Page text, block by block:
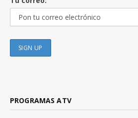
PROGRAMAS ATV